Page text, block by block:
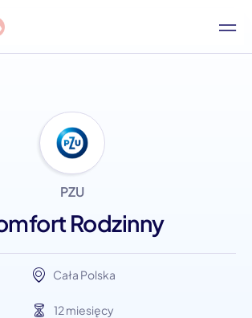
PZU
Rodzinny
Cała Polska
12 miesięcy